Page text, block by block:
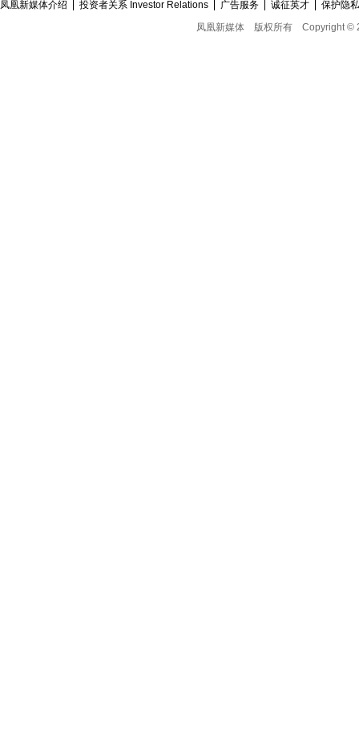
凤凰新媒体介绍 投资者关系 Investor Relations 广告服务 诚征英才
保护隐
凤凰新媒体
版权所有 Copyright ©